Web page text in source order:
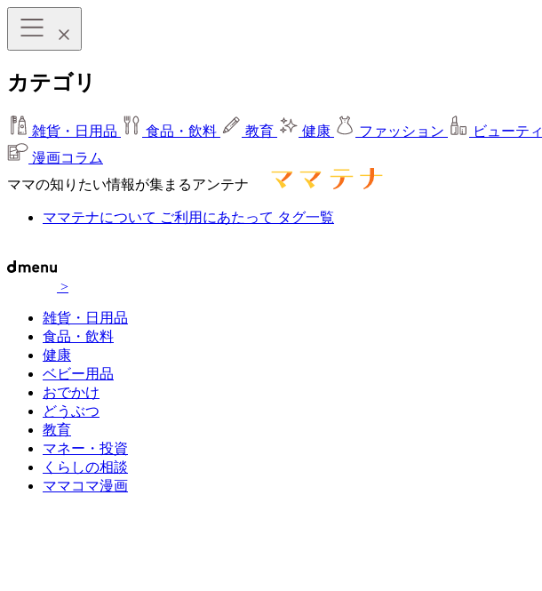
カテゴリ
雑貨・日用品 食品・飲料 教育 健康 ファッション ビューティ
漫画コラム
ママの知りたい情報が集まるアンテナ
ママテナについて ご利用にあたって タグ一覧
>
雑貨・日用品
食品・飲料
健康
ベビー用品
おでかけ
どうぶつ
教育
マネー・投資
くらしの相談
ママコマ漫画